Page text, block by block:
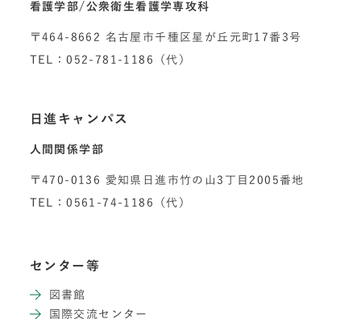
看護学部/公衆衛生看護学専攻科
〒464-8662 名古屋市千種区星が丘元町17番3号
TEL：052-781-1186（代）
日進キャンパス
人間関係学部
〒470-0136 愛知県日進市竹の山3丁目2005番地
TEL：0561-74-1186（代）
センター等
図書館
国際交流センター